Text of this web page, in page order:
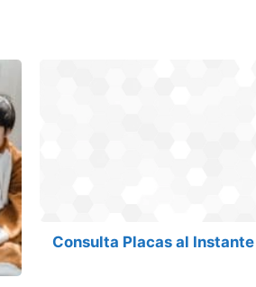
Consulta Placas al Instante